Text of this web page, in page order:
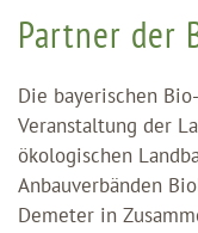
Partner der
Die bayerischen
Veranstaltung der
ökologischen
Anbauverbänden
Demeter in